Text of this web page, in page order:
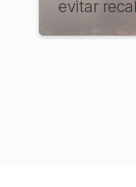
evitar
alimentos